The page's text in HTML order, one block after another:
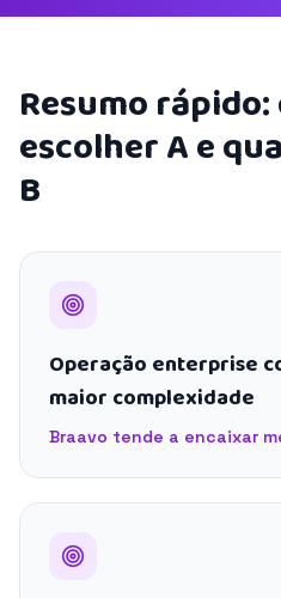
Resumo
escolher A e
B
Operação enterprise
maior complexidade
Braavo tende a encaixar